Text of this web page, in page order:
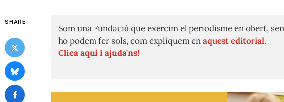
SHARE
Som una Fundació que exercim el periodisme en obert,
ho podem fer sols, com expliquem enaquest editorial.
Clica aquí i ajuda'ns!